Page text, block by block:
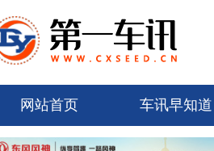
网站首页 车讯早知道